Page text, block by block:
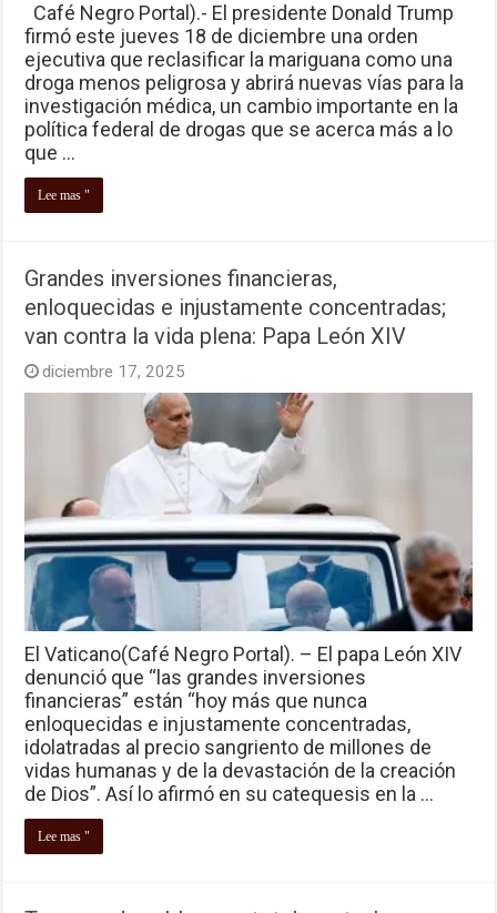
Café Negro Portal).- El presidente Donald Trump
firmó este jueves 18 de diciembre una orden
ejecutiva que reclasificar la mariguana como una
droga menos peligrosa y abrirá nuevas vías para la
investigación médica, un cambio importante en la
política federal de drogas que se acerca más a lo
que …
Lee mas "
Grandes inversiones financieras,
enloquecidas e injustamente concentradas;
van contra la vida plena: Papa León XIV
diciembre 17, 2025
El Vaticano(Café Negro Portal). – El papa León XIV
denunció que “las grandes inversiones
financieras” están “hoy más que nunca
enloquecidas e injustamente concentradas,
idolatradas al precio sangriento de millones de
vidas humanas y de la devastación de la creación
de Dios”. Así lo afirmó en su catequesis en la …
Lee mas "